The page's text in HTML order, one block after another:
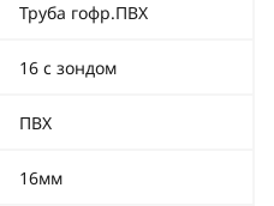
Труба гофр.ПВХ
16 с зондом
ПВХ
16мм